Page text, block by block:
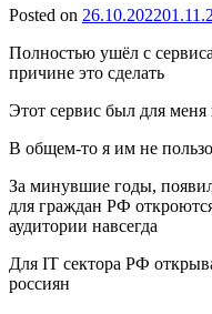
Posted on 26.10.2022
Полностью ушёл с сервиса
причине это сделать
Этот сервис был для
В общем-то я им не
За минувшие годы,
для граждан РФ
аудитории навсегда
Для IT сектора РФ
россиян